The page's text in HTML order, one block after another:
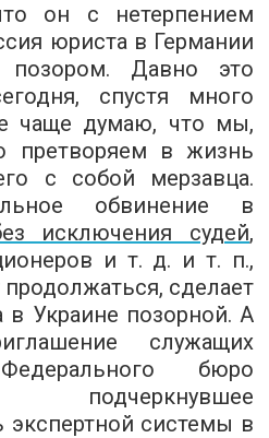
он с нетерпением
юриста в Германии
позором. Давно это
спустя много
чаще думаю, что мы,
претворяем в жизнь
с собой мерзавца.
обвинение в
исключения судей,
и т. д. и т. п.,
продолжаться, сделает
Украине позорной. А
служащих
бюро
подчеркнувшее
экспертной системы в